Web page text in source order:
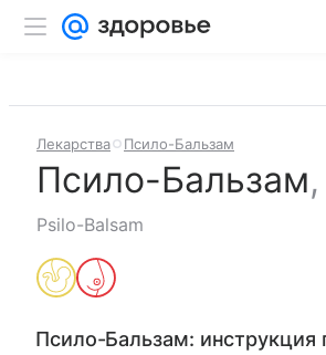
Лекарства Псило-Бальзам
Псило-Бальзам,
Psilo-Balsam
Псило-Бальзам: инструкция